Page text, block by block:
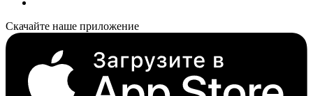
Скачайте наше приложение